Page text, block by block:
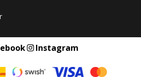
Instagram